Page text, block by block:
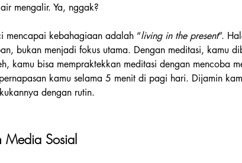
mengalir. Ya, nggak?
mencapai kebahagiaan adalah “living in the present”.
bukan menjadi fokus utama. Dengan meditasi, kamu
kamu bisa mempraktekkan meditasi dengan mencoba
kamu selama 5 menit di pagi hari. Dijamin
dengan rutin.
Media Sosial